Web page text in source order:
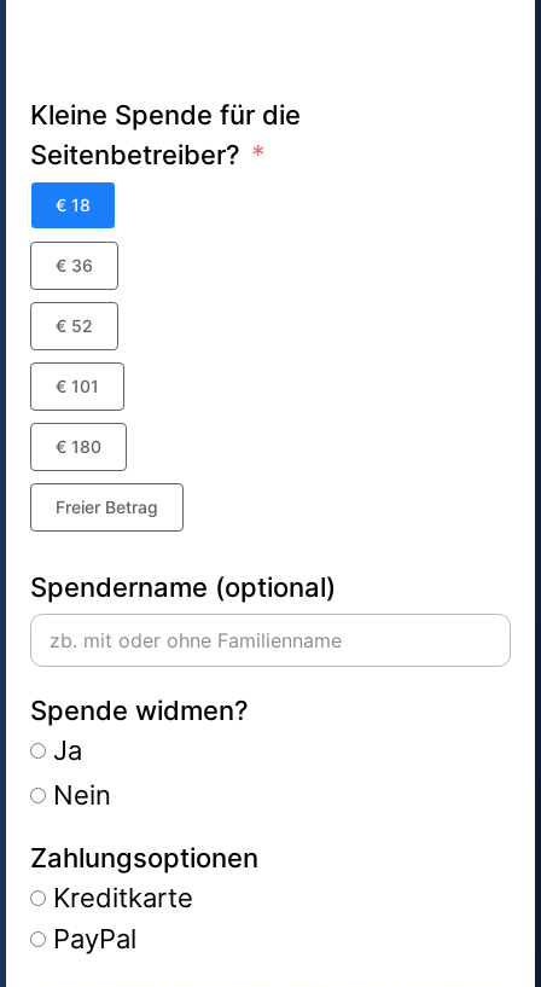
Kleine Spende für die
Seitenbetreiber?
€ 18
€ 36
€ 52
€ 101
€ 180
Freier Betrag
Spendername (optional)
Spende widmen?
Ja
Nein
Zahlungsoptionen
Kreditkarte
PayPal